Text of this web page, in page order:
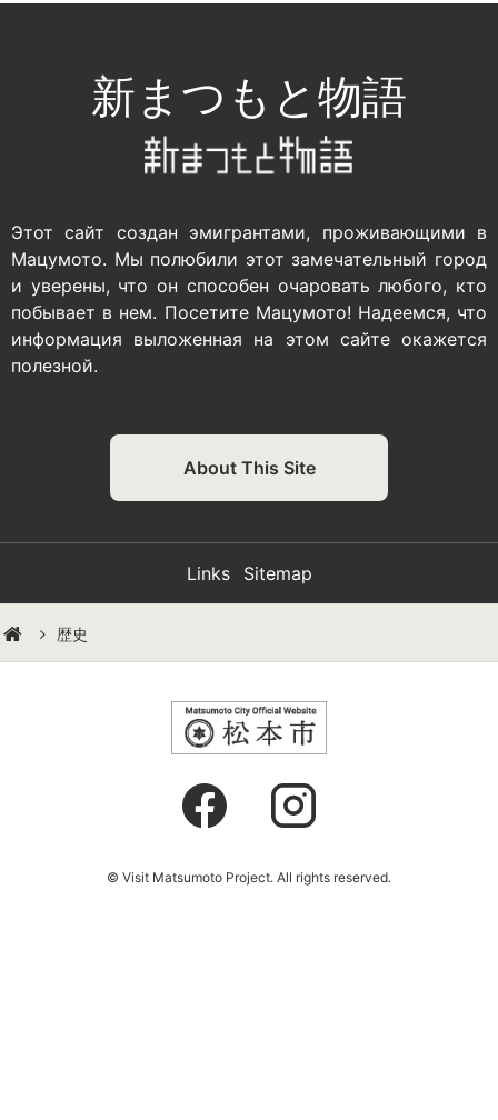
新まつもと物語
Этот сайт создан эмигрантами, проживающими в
Мацумото. Мы полюбили этот замечательный город
и уверены, что он способен очаровать любого, кто
побывает в нем. Посетите Мацумото! Надеемся, что
информация выложенная на этом сайте окажется
полезной.
About This Site
Links Sitemap
歴史
© Visit Matsumoto Project. All rights reserved.